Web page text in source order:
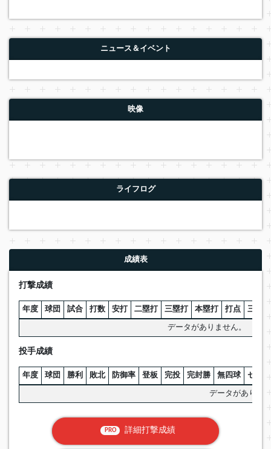
ニュース＆イベント
映像
ライフログ
成績表
打撃成績
年度 球団 試合 打数 安打 二塁打 三塁打 本塁打 打点 三振
データがありません。
投手成績
年度 球団 勝利 敗北 防御率 登板 完投 完封勝 無四球 セーブ
データがありま
PRO 詳細打撃成績